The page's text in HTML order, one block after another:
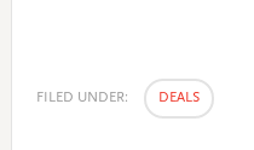
FILED UNDER: DEALS